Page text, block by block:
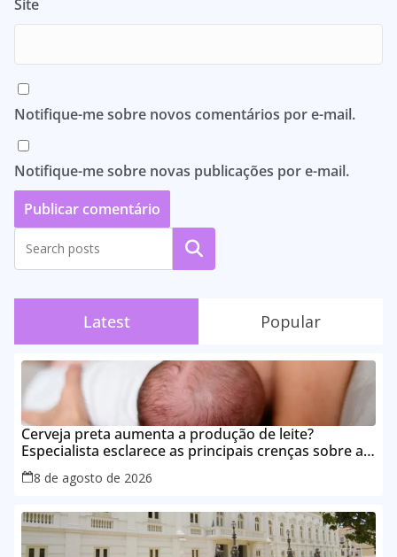
Site
Notifique-me sobre novos comentários por e-mail.
Notifique-me sobre novas publicações por e-mail.
Pesquisar
Latest Popular
Cerveja preta aumenta a produção de leite?
Especialista esclarece as principais crenças sobre a
alimentação durante a amamentação
8 de agosto de 2026